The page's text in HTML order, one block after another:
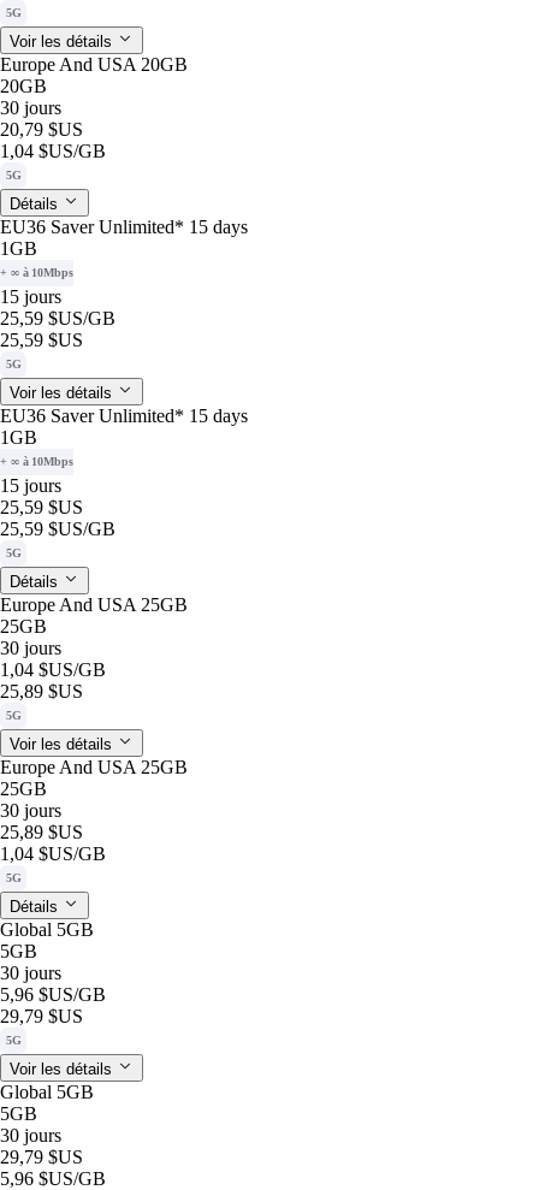
5G
Voir les détails
Europe And USA 20GB
20GB
30 jours
20,79 $US
1,04 $US/GB
5G
Détails
EU36 Saver Unlimited* 15 days
1GB
+ ∞ à 10Mbps
15 jours
25,59 $US/GB
25,59 $US
5G
Voir les détails
EU36 Saver Unlimited* 15 days
1GB
+ ∞ à 10Mbps
15 jours
25,59 $US
25,59 $US/GB
5G
Détails
Europe And USA 25GB
25GB
30 jours
1,04 $US/GB
25,89 $US
5G
Voir les détails
Europe And USA 25GB
25GB
30 jours
25,89 $US
1,04 $US/GB
5G
Détails
Global 5GB
5GB
30 jours
5,96 $US/GB
29,79 $US
5G
Voir les détails
Global 5GB
5GB
30 jours
29,79 $US
5,96 $US/GB